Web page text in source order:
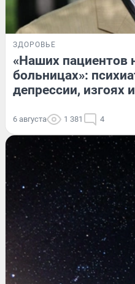
ЗДОРОВЬЕ
«Наших пациентов
больницах»:
депрессии, изгоях
6 августа 1 381 4